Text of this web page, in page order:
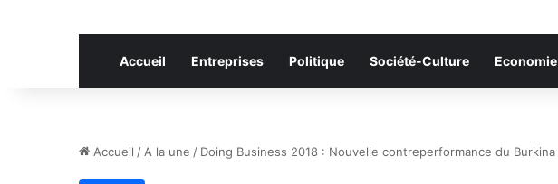
Accueil Entreprises Politique Société-Culture Economie
Accueil / A la une / Doing Business 2018 : Nouvelle contreperformance du Burkina